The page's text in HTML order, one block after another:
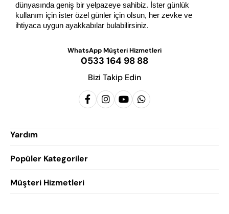
dünyasında geniş bir yelpazeye sahibiz. İster günlük
kullanım için ister özel günler için olsun, her zevke ve
ihtiyaca uygun ayakkabılar bulabilirsiniz.
WhatsApp Müşteri Hizmetleri
0533 164 98 88
Bizi Takip Edin
Yardım
Popüler Kategoriler
Erkek Klasik Ayakkabı
Müşteri Hizmetleri